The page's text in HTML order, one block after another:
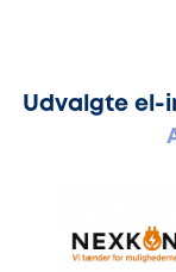
Udvalgte el-